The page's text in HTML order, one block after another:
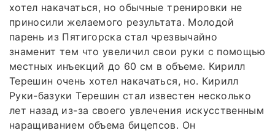
хотел накачаться, но обычные тренировки не
приносили желаемого результата. Молодой
парень из Пятигорска стал чрезвычайно
знаменит тем что увеличил свои руки с помощью
местных инъекций до 60 см в объеме. Кирилл
Терешин очень хотел накачаться, но. Кирилл
Руки-базуки Терешин стал известен несколько
лет назад из-за своего увлечения искусственным
наращиванием объема бицепсов. Он